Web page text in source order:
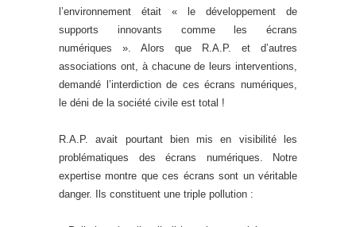
l’environnement était « le développement de
supports innovants comme les écrans
numériques ». Alors que R.A.P. et d’autres
associations ont, à chacune de leurs interventions,
demandé l’interdiction de ces écrans numériques,
le déni de la société civile est total !
R.A.P. avait pourtant bien mis en visibilité les
problématiques des écrans numériques. Notre
expertise montre que ces écrans sont un véritable
danger. Ils constituent une triple pollution :